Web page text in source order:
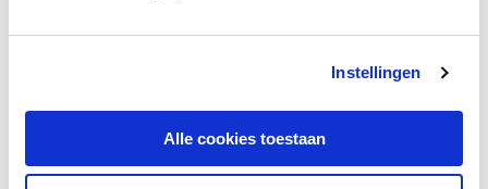
Instellingen
Alle cookies toestaan
Achtste symfonielaat
begint wederom in d klein, met dezelfde maten
als het Adagio – maar dan vier keer zo snel gespeeld. Het